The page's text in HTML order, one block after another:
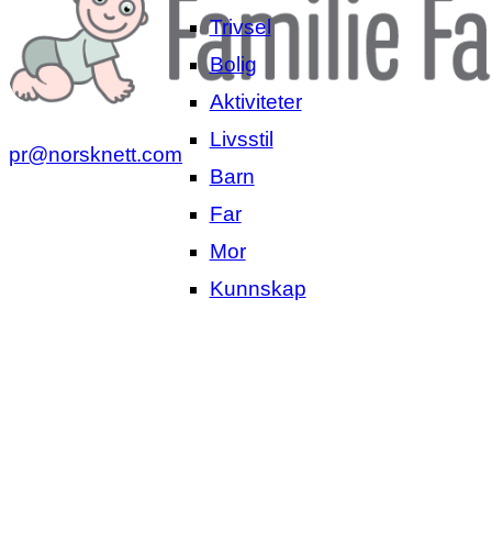
Trivsel
Bolig
Aktiviteter
Livsstil
Barn
Far
Mor
Kunnskap
pr@norsknett.com